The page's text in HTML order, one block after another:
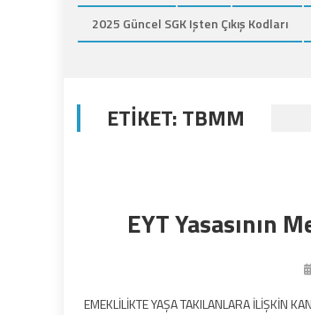
2025 Güncel SGK Işten Çıkış Kodları
ETIKET:TBMM
EYT
EMEKLİLİKTE YAŞA TAKILANLARA İLİŞKİN